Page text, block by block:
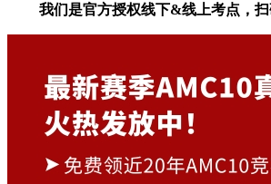
我们是官方授权线下&线上考点，